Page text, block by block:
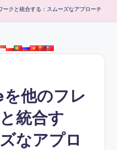
クと統合する：スムーズなアプローチ
他のフレ
統合す
なアプロ